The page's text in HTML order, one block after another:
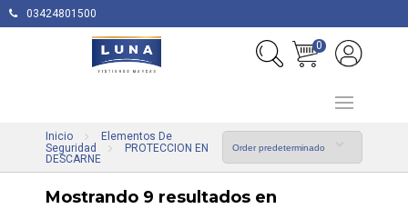
03424801500
0
Inicio
Elementos De
Seguridad
PROTECCION EN
DESCARNE
Mostrando 9 resultados en